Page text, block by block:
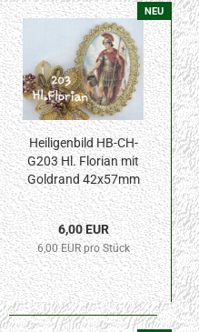
NEU
Heiligenbild HB-CH-
G203 Hl. Florian mit
Goldrand 42x57mm
6,00 EUR
6,00 EUR pro Stück